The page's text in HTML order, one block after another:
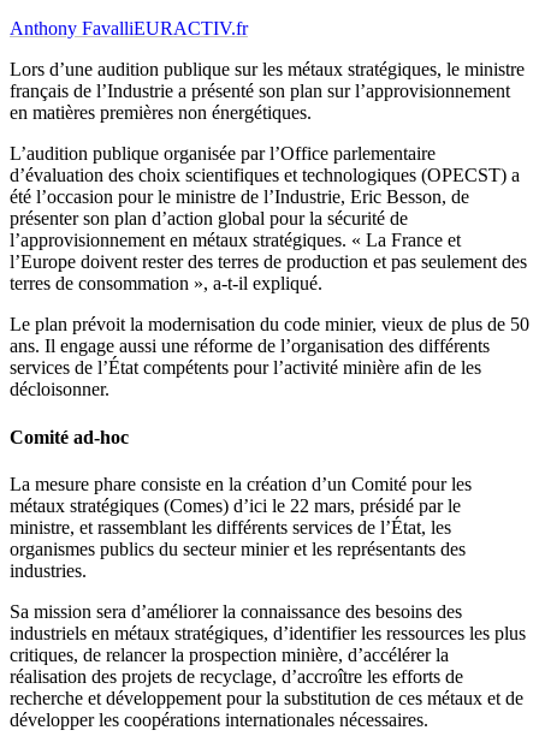
Anthony FavalliEURACTIV.fr
Lors d’une audition publique sur les métaux stratégiques, le ministre
français de l’Industrie a présenté son plan sur l’approvisionnement
en matières premières non énergétiques.
L’audition publique organisée par l’Office parlementaire
d’évaluation des choix scientifiques et technologiques (OPECST) a
été l’occasion pour le ministre de l’Industrie, Eric Besson, de
présenter son plan d’action global pour la sécurité de
l’approvisionnement en métaux stratégiques. « La France et
l’Europe doivent rester des terres de production et pas seulement des
terres de consommation », a-t-il expliqué.
Le plan prévoit la modernisation du code minier, vieux de plus de 50
ans. Il engage aussi une réforme de l’organisation des différents
services de l’État compétents pour l’activité minière afin de les
décloisonner.
Comité ad-hoc
La mesure phare consiste en la création d’un Comité pour les
métaux stratégiques (Comes) d’ici le 22 mars, présidé par le
ministre, et rassemblant les différents services de l’État, les
organismes publics du secteur minier et les représentants des
industries.
Sa mission sera d’améliorer la connaissance des besoins des
industriels en métaux stratégiques, d’identifier les ressources les plus
critiques, de relancer la prospection minière, d’accélérer la
réalisation des projets de recyclage, d’accroître les efforts de
recherche et développement pour la substitution de ces métaux et de
développer les coopérations internationales nécessaires.